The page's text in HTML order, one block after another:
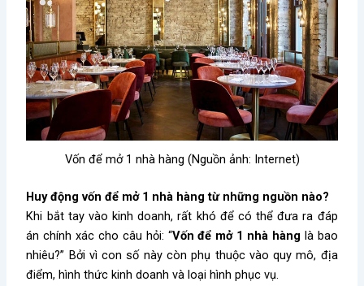
Vốn để mở 1 nhà hàng (Nguồn ảnh: Internet)
Huy động vốn để mở 1 nhà hàng từ những nguồn nào?
Khi bắt tay vào kinh doanh, rất khó để có thể đưa ra đáp
án chính xác cho câu hỏi: “Vốn để mở 1 nhà hàng là bao
nhiêu?” Bởi vì con số này còn phụ thuộc vào quy mô, địa
điểm, hình thức kinh doanh và loại hình phục vụ.